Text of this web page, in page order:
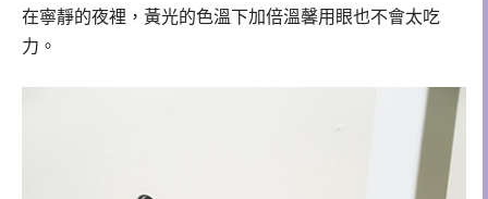
在寧靜的夜裡，黃光的色溫下加倍溫馨用眼也不會太吃
力。